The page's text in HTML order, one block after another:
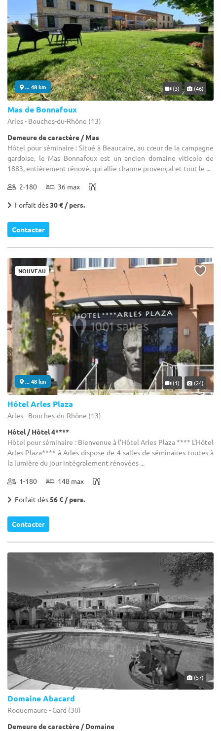
... 48 km (3) (46)
Mas de Bonnafoux
Arles - Bouches-du-Rhône (13)
Demeure de caractère / Mas
Hôtel pour séminaire : Situé à Beaucaire, au cœur de la campagne
gardoise, le Mas Bonnafoux est un ancien domaine viticole de
1883, entièrement rénové, qui allie charme provençal et tout le ...
2-180 36 max
Forfait dès30 € / pers.
Contacter
NOUVEAU
... 48 km (1) (24)
Hôtel Arles Plaza
Arles - Bouches-du-Rhône (13)
Hôtel / Hôtel 4****
Hôtel pour séminaire : Bienvenue à l’Hôtel Arles Plaza **** L’Hôtel
Arles Plaza**** à Arles dispose de 4 salles de séminaires toutes à
la lumière du jour intégralement rénovées ...
1-180 148 max
Forfait dès56 € / pers.
Contacter
(57)
Domaine Abacard
Roquemaure - Gard (30)
Demeure de caractère / Domaine